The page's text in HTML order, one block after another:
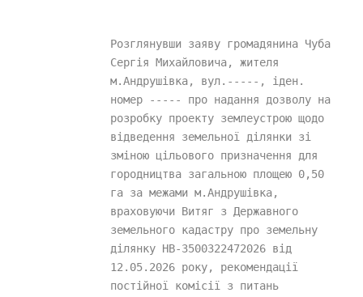
Розглянувши заяву громадянина Чуба
Сергія Михайловича, жителя
м.Андрушівка, вул.-----, іден.
номер ----- про надання дозволу на
розробку проекту землеустрою щодо
відведення земельної ділянки зі
зміною цільового призначення для
городництва загальною площею 0,50
га за межами м.Андрушівка,
враховуючи Витяг з Державного
земельного кадастру про земельну
ділянку НВ-3500322472026 від
12.05.2026 року, рекомендації
постійної комісії з питань